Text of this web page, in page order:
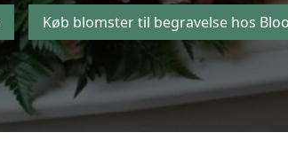
Køb blomster til begravelse hos